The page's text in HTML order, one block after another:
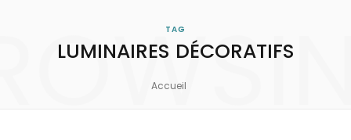
TAG
LUMINAIRES DÉCORATIFS
Accueil